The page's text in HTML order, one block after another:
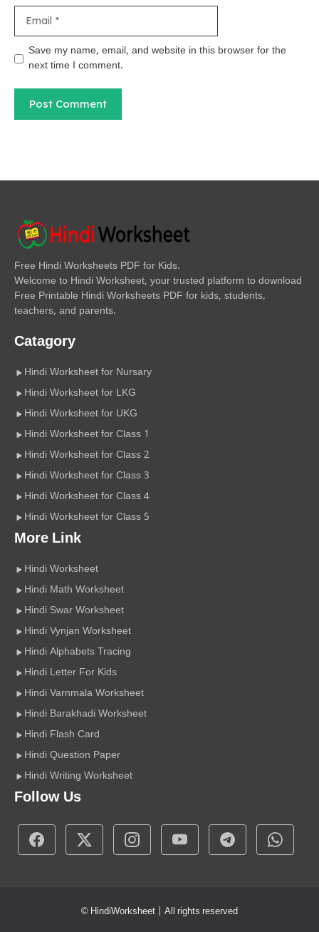
Save my name, email, and website in this browser for the
next time I comment.
Free Hindi Worksheets PDF for Kids.
Welcome to Hindi Worksheet, your trusted platform to download
Free Printable Hindi Worksheets PDF for kids, students,
teachers, and parents.
Catagory
Hindi Worksheet for Nursary
Hindi Worksheet for LKG
Hindi Worksheet for UKG
Hindi Worksheet for Class 1
Hindi Worksheet for Class 2
Hindi Worksheet for Class 3
Hindi Worksheet for Class 4
Hindi Worksheet for Class 5
More Link
Hindi Worksheet
Hindi Math Worksheet
Hindi Swar Worksheet
Hindi Vynjan Worksheet
Hindi Alphabets Tracing
Hindi Letter For Kids
Hindi Varnmala Worksheet
Hindi Barakhadi Worksheet
Hindi Flash Card
Hindi Question Paper
Hindi Writing Worksheet
Follow Us
© HindiWorksheet | All rights reserved